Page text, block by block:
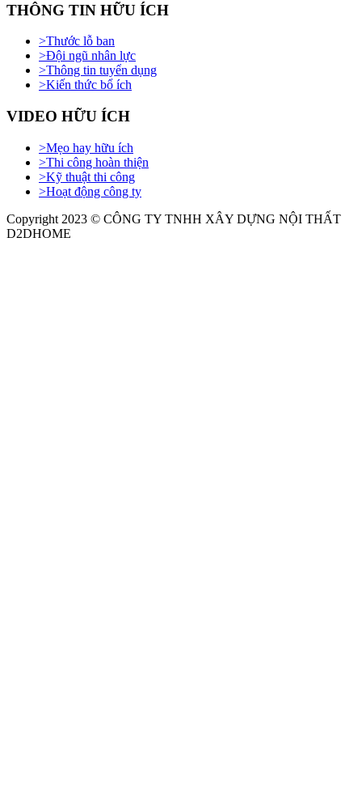
THÔNG TIN HỮU ÍCH
>Thước lỗ ban
>Đội ngũ nhân lực
>Thông tin tuyển dụng
>Kiến thức bổ ích
VIDEO HỮU ÍCH
>Mẹo hay hữu ích
>Thi công hoàn thiện
>Kỹ thuật thi công
>Hoạt động công ty
Copyright 2023 © CÔNG TY TNHH XÂY DỰNG NỘI THẤT
D2DHOME